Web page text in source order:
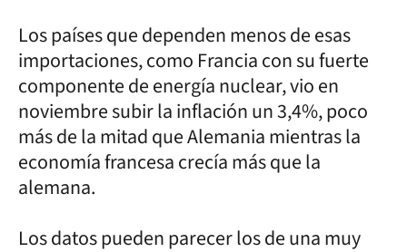
Los países que dependen menos de esas
importaciones, como Francia con su fuerte
componente de energía nuclear, vio en
noviembre subir la inflación un 3,4%, poco
más de la mitad que Alemania mientras la
economía francesa crecía más que la
alemana.
Los datos pueden parecer los de una muy